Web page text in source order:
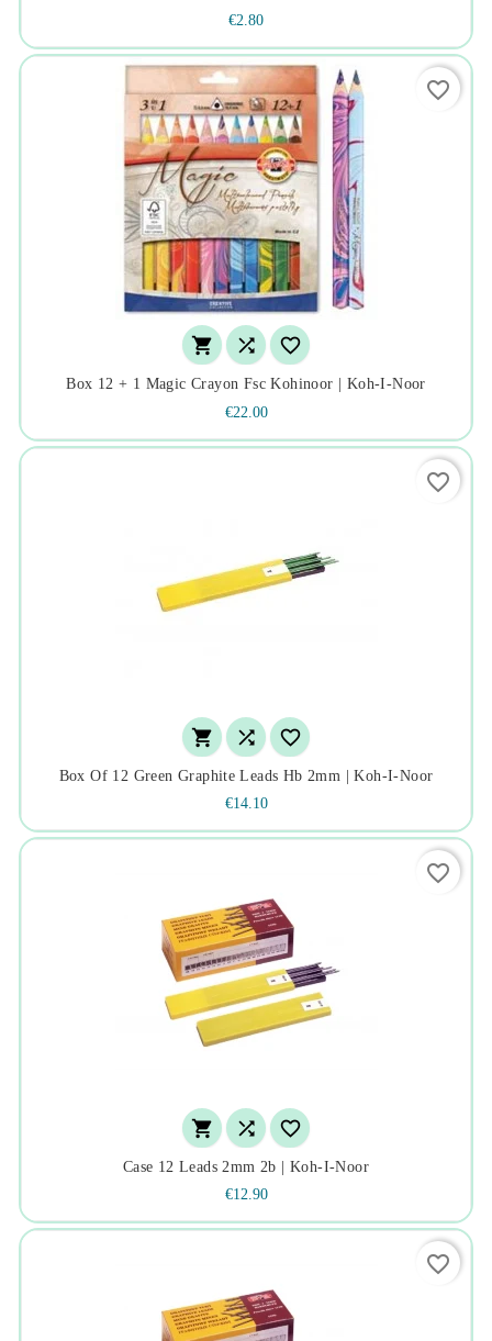
€2.80
  
Box 12 + 1 Magic Crayon Fsc Kohinoor | Koh-I-Noor
€22.00
favorite_border
  
Box Of 12 Green Graphite Leads Hb 2mm | Koh-I-Noor
€14.10
favorite_border
  
Case 12 Leads 2mm 2b | Koh-I-Noor
€12.90
favorite_border
favorite_border